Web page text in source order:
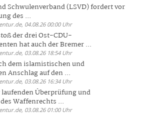
Schwulenverband (LSVD) fordert vor
des ...
04.08.26 00:00 Uhr
der drei Ost-CDU-
hat auch der Bremer ...
03.08.26 18:54 Uhr
dem islamistischen und
Anschlag auf den ...
03.08.26 16:34 Uhr
Überprüfung und
Waffenrechts ...
03.08.26 01:00 Uhr